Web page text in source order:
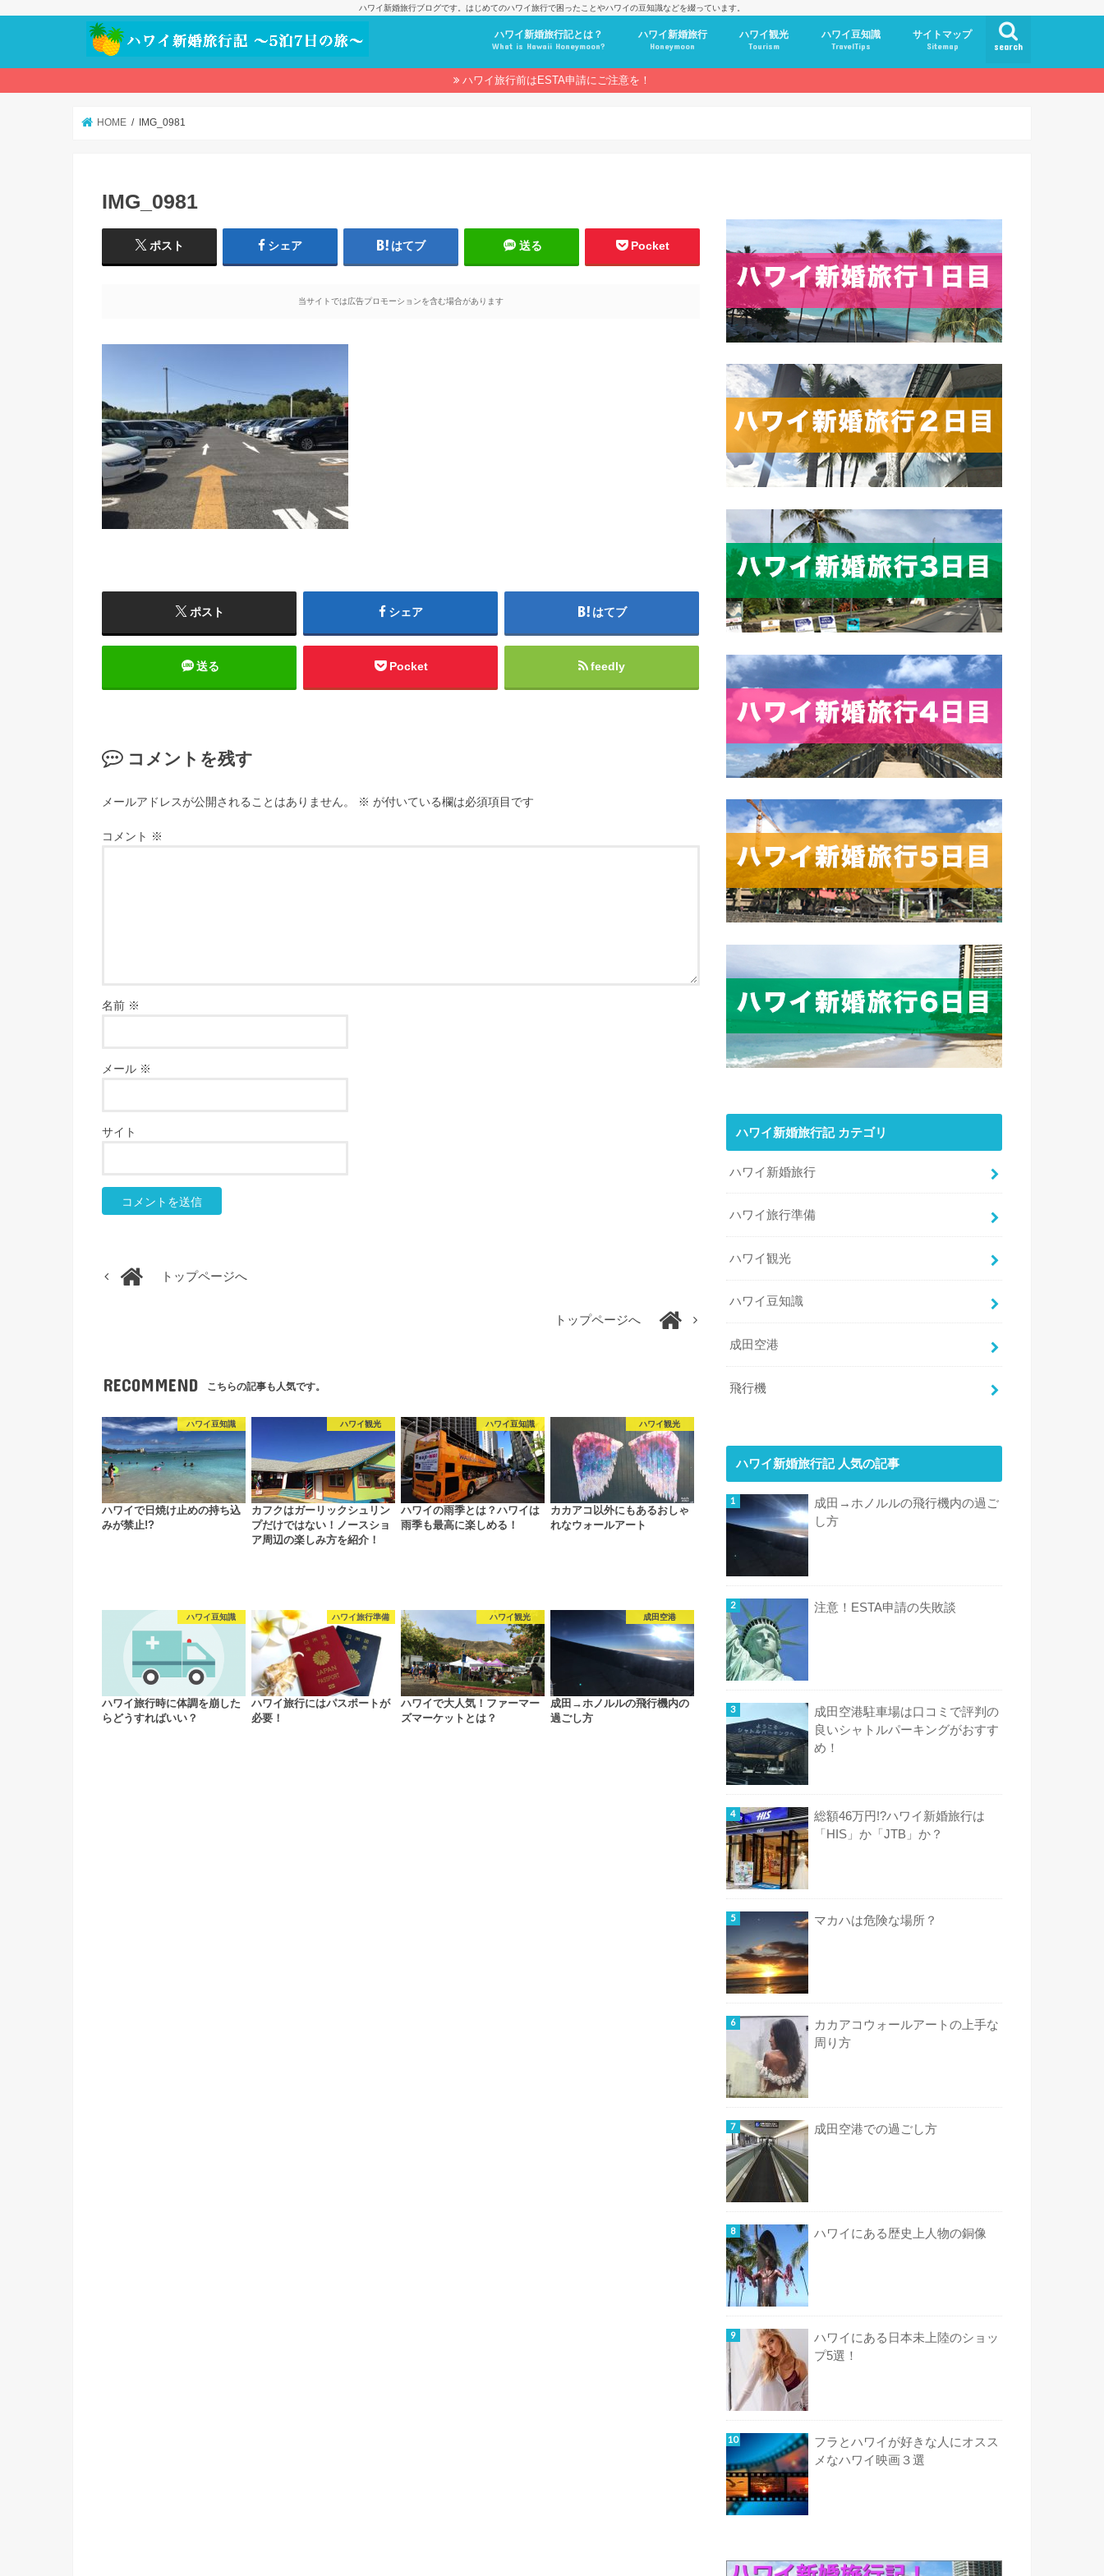
ハワイ新婚旅行ブログです。はじめてのハワイ旅行で困ったことやハワイの豆知識などを綴っています。
search
ハワイ新婚旅行記とは？
What is Hawaii Honeymoon?
ハワイ新婚旅行
Honeymoon
ハワイ観光
Tourism
ハワイ豆知識
TravelTips
サイトマップ
Sitemap
ハワイ旅行前はESTA申請にご注意を！
HOME IMG_0981
IMG_0981
ポスト シェア はてブ 送る Pocket
当サイトでは広告プロモーションを含む場合があります
ポスト シェア はてブ
送る Pocket feedly
コメントを残す
メールアドレスが公開されることはありません。 ※ が付いている欄は必須項目です
コメント ※
名前 ※
メール ※
サイト
トップページへ
トップページへ
RECOMMEND こちらの記事も人気です。
ハワイ豆知識
ハワイで日焼け止めの持ち込
みが禁止!?
ハワイ観光
カフクはガーリックシュリン
プだけではない！ノースショ
ア周辺の楽しみ方を紹介！
ハワイ豆知識
ハワイの雨季とは？ハワイは
雨季も最高に楽しめる！
ハワイ観光
カカアコ以外にもあるおしゃ
れなウォールアート
ハワイ豆知識
ハワイ旅行時に体調を崩した
らどうすればいい？
ハワイ旅行準備
ハワイ旅行にはパスポートが
必要！
ハワイ観光
ハワイで大人気！ファーマー
ズマーケットとは？
成田空港
成田→ホノルルの飛行機内の
過ごし方
ハワイ新婚旅行記 カテゴリ
ハワイ新婚旅行
ハワイ旅行準備
ハワイ観光
ハワイ豆知識
成田空港
飛行機
ハワイ新婚旅行記 人気の記事
成田→ホノルルの飛行機内の過ご
し方
注意！ESTA申請の失敗談
成田空港駐車場は口コミで評判の
良いシャトルパーキングがおすす
め！
総額46万円!?ハワイ新婚旅行は
「HIS」か「JTB」か？
マカハは危険な場所？
カカアコウォールアートの上手な
周り方
成田空港での過ごし方
ハワイにある歴史上人物の銅像
ハワイにある日本未上陸のショッ
プ5選！
フラとハワイが好きな人にオスス
メなハワイ映画３選